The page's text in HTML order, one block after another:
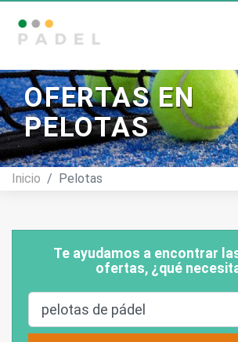
OFERTAS EN
PELOTAS
Inicio Pelotas
Te ayudamos a encontrar
ofertas, ¿qué